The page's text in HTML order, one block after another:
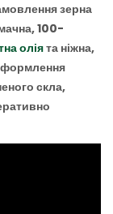
зерна
100-
оліята ніжна,
скла,